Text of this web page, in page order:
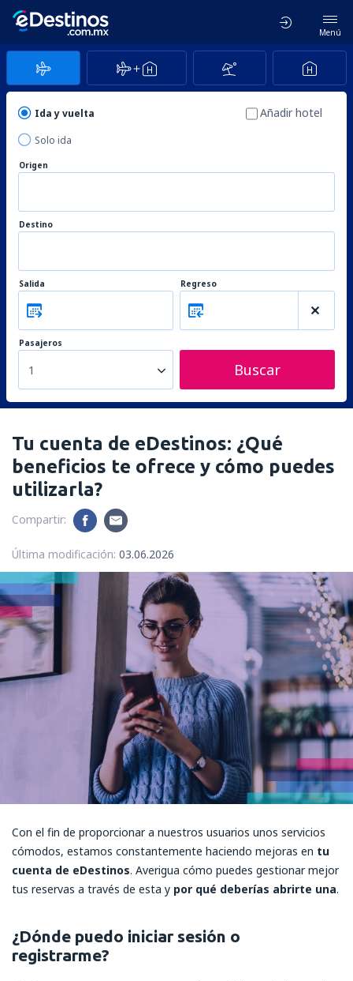
Menú
Ida y vuelta
Solo ida
Añadir hotel
Origen
Destino
Salida Regreso
Pasajeros
1 Buscar
Tu cuenta de eDestinos: ¿Qué
beneficios te ofrece y cómo puedes
utilizarla?
Compartir:
Última modificación: 03.06.2026
Con el fin de proporcionar a nuestros usuarios unos servicios
cómodos, estamos constantemente haciendo mejoras en tu
cuenta de eDestinos. Averigua cómo puedes gestionar mejor
tus reservas a través de esta y por qué deberías abrirte una.
¿Dónde puedo iniciar sesión o
registrarme?